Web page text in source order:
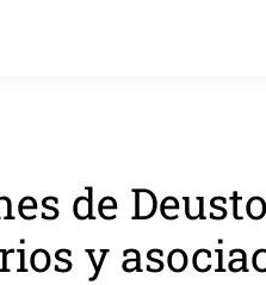
de
y